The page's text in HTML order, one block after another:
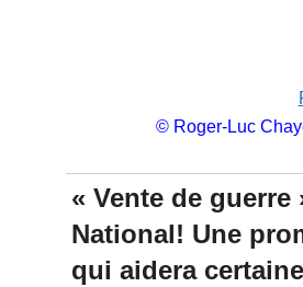
© Roger-Luc
« Vente de guerre
National! Une
qui aidera